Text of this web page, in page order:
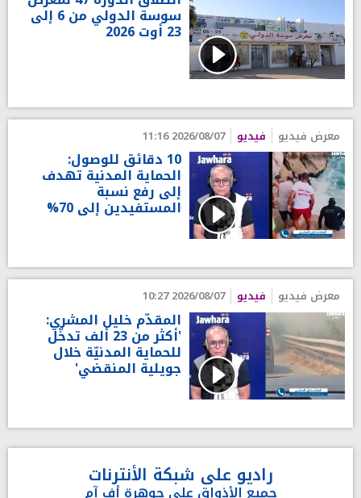
سوسة الدولي من 6 إلى
23 أوت 2026
معرض فيديو فيديو 2026/08/07 11:16
10 دقائق للوصول:
الحماية المدنية تهدف
إلى رفع نسبة
المستفيدين إلى 70%
معرض فيديو فيديو 2026/08/07 10:27
المقدّم خليل المشري:
'أكثر من 23 ألف تدخّل
للحماية المدنيّة خلال
جويلية المنقضي'
راديو على شبكة الأنترنات
جميع الأذواق على جوهرة أف آم